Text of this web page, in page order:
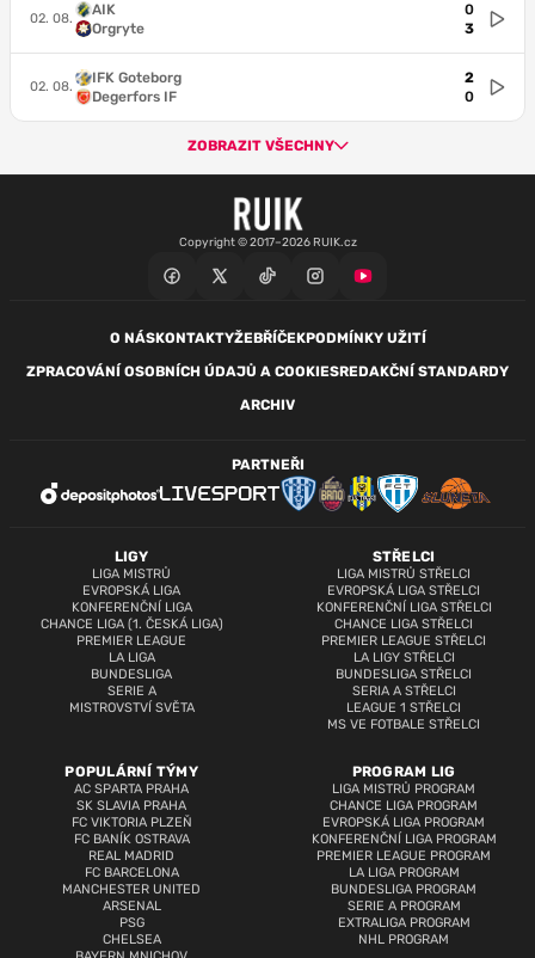
02. 08.
AIK
Orgryte
0
3
02. 08.
IFK Goteborg
Degerfors IF
2
0
ZOBRAZIT VŠECHNY
Copyright © 2017–2026 RUIK.cz
O NÁSKONTAKTYŽEBŘÍČEKPODMÍNKY UŽITÍ
ZPRACOVÁNÍ OSOBNÍCH ÚDAJŮ A COOKIESREDAKČNÍ STANDARDY
ARCHIV
LIGY
LIGA MISTRŮ
EVROPSKÁ LIGA
KONFERENČNÍ LIGA
CHANCE LIGA (1. ČESKÁ LIGA)
PREMIER LEAGUE
LA LIGA
BUNDESLIGA
SERIE A
MISTROVSTVÍ SVĚTA
STŘELCI
LIGA MISTRŮ STŘELCI
EVROPSKÁ LIGA STŘELCI
KONFERENČNÍ LIGA STŘELCI
CHANCE LIGA STŘELCI
PREMIER LEAGUE STŘELCI
LA LIGY STŘELCI
BUNDESLIGA STŘELCI
SERIA A STŘELCI
LEAGUE 1 STŘELCI
MS VE FOTBALE STŘELCI
POPULÁRNÍ TÝMY
AC SPARTA PRAHA
SK SLAVIA PRAHA
FC VIKTORIA PLZEŇ
FC BANÍK OSTRAVA
REAL MADRID
FC BARCELONA
MANCHESTER UNITED
ARSENAL
PSG
CHELSEA
PROGRAM LIG
LIGA MISTRŮ PROGRAM
CHANCE LIGA PROGRAM
EVROPSKÁ LIGA PROGRAM
KONFERENČNÍ LIGA PROGRAM
PREMIER LEAGUE PROGRAM
LA LIGA PROGRAM
BUNDESLIGA PROGRAM
SERIE A PROGRAM
EXTRALIGA PROGRAM
NHL PROGRAM
PARTNEŘI